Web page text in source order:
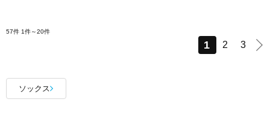
57件 1件～20件
1 2 3
ソックス